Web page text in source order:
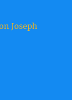
Joseph